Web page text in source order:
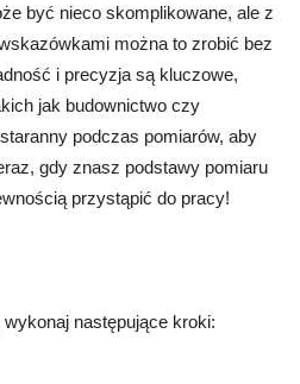
być nieco skomplikowane, ale z
można to zrobić bez
i precyzja są kluczowe,
jak budownictwo czy
podczas pomiarów, aby
gdy znasz podstawy pomiaru
przystąpić do pracy!
następujące kroki: